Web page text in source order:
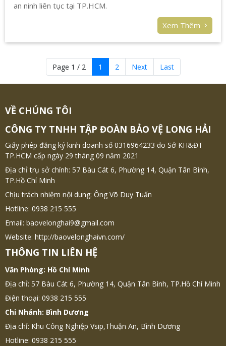
an ninh liên tục tại TP.HCM.
Xem Thêm
Page 1 / 2 1 2 Next Last
VỀ CHÚNG TÔI
CÔNG TY TNHH TẬP ĐOÀN BẢO VỆ LONG HẢI
Giấy phép đăng ký kinh doanh số 0316964233 do Sở KH&ĐT
TP.HCM cấp ngày 29 tháng 09 năm 2021
Địa chỉ trụ sở chính: 57 Bàu Cát 6, Phường 14, Quận Tân Bình,
TP.Hồ Chí Minh
Chịu trách nhiệm nội dung: Ông Võ Duy Tuấn
Hotline: 0938 215 555
Email: baovelonghai9@gmail.com
Website: http://baovelonghaivn.com/
THÔNG TIN LIÊN HỆ
Văn Phòng: Hồ Chí Minh
Địa chỉ: 57 Bàu Cát 6, Phường 14, Quận Tân Bình, TP.Hồ Chí Minh
Điện thoại: 0938 215 555
Chi Nhánh: Bình Dương
Địa chỉ: Khu Công Nghiệp Vsip,Thuận An, Bình Dương
Hotline: 0938 215 555